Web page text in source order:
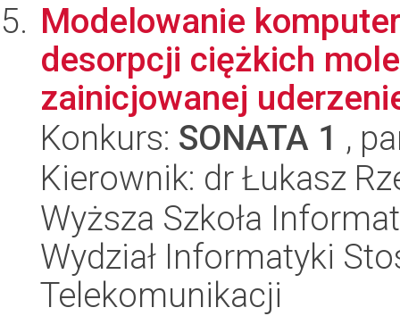
Modelowanie
desorpcji ciężkich
zainicjowanej
Konkurs: SONATA 1 ,
Kierownik: dr Łukasz
Wyższa Szkoła
Wydział Informatyki
Telekomunikacji